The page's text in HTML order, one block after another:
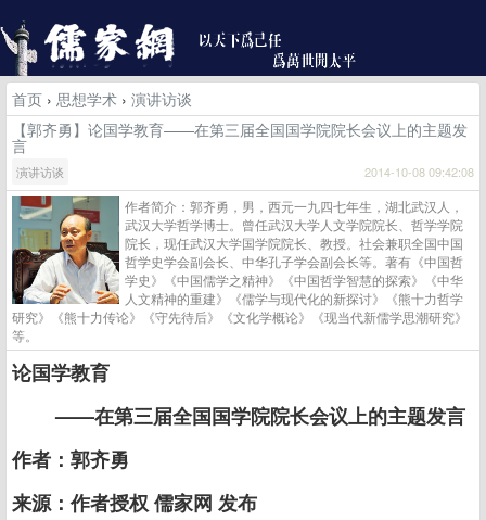
首页 › 思想学术 › 演讲访谈
【郭齐勇】论国学教育——在第三届全国国学院院长会议上的主题发
言
演讲访谈 2014-10-08 09:42:08
作者简介：郭齐勇，男，西元一九四七年生，湖北武汉人，
武汉大学哲学博士。曾任武汉大学人文学院院长、哲学学院
院长，现任武汉大学国学院院长、教授。社会兼职全国中国
哲学史学会副会长、中华孔子学会副会长等。著有《中国哲
学史》《中国儒学之精神》《中国哲学智慧的探索》《中华
人文精神的重建》《儒学与现代化的新探讨》《熊十力哲学
研究》《熊十力传论》《守先待后》《文化学概论》《现当代新儒学思潮研究》
等。
论国学教育
——在第三届全国国学院院长会议上的主题发言
作者：郭齐勇
来源：作者授权 儒家网 发布